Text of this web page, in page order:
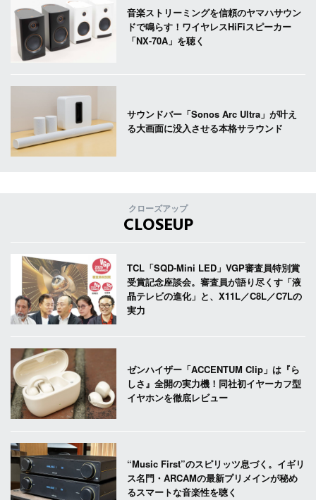
音楽ストリーミングを信頼のヤマハサウン
ドで鳴らす！ワイヤレスHiFiスピーカー
「NX-70A」を聴く
サウンドバー「Sonos Arc Ultra」が叶え
る大画面に没入させる本格サラウンド
クローズアップ
CLOSEUP
TCL「SQD-Mini LED」VGP審査員特別賞
受賞記念座談会。審査員が語り尽くす「液
晶テレビの進化」と、X11L／C8L／C7Lの
実力
ゼンハイザー「ACCENTUM Clip」は『ら
しさ』全開の実力機！同社初イヤーカフ型
イヤホンを徹底レビュー
“Music First”のスピリッツ息づく。イギリ
ス名門・ARCAMの最新プリメインが秘め
るスマートな音楽性を聴く